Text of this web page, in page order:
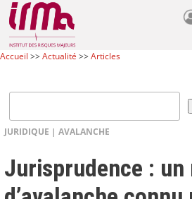
Accueil >>Actualité >>Articles
JURIDIQUE | AVALANCHE
Jurisprudence : un